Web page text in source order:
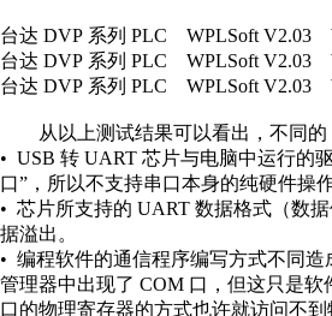
台达 DVP 系列 PLC WPLSoft
台达 DVP 系列 PLC WPLSoft
台达 DVP 系列 PLC WPLSoft
从以上测试结果可以看出，不同的
• USB 转 UART 芯片与电脑中运行的
口”，所以不支持串口本身的纯硬件操
• 芯片所支持的 UART 数据格式（数
据溢出。
• 编程软件的通信程序编写方式不同造
管理器中出现了 COM 口，但这只是
口的物理寄存器的方式也许就访问不到